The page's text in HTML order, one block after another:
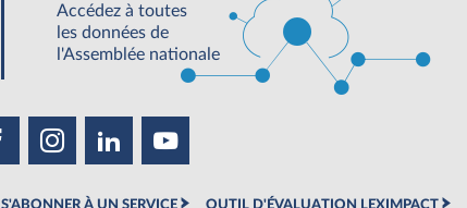
Accédez à toutes
les données de
l'Assemblée nationale
S'ABONNER À UN SERVICE OUTIL D'ÉVALUATION LEXIMPACT